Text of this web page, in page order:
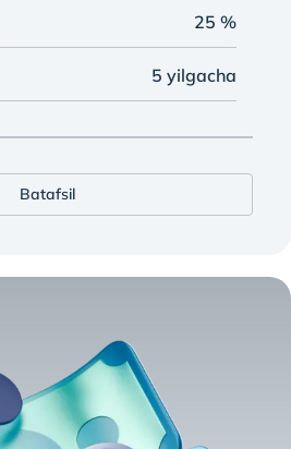
25 %
5 yilgacha
Batafsil